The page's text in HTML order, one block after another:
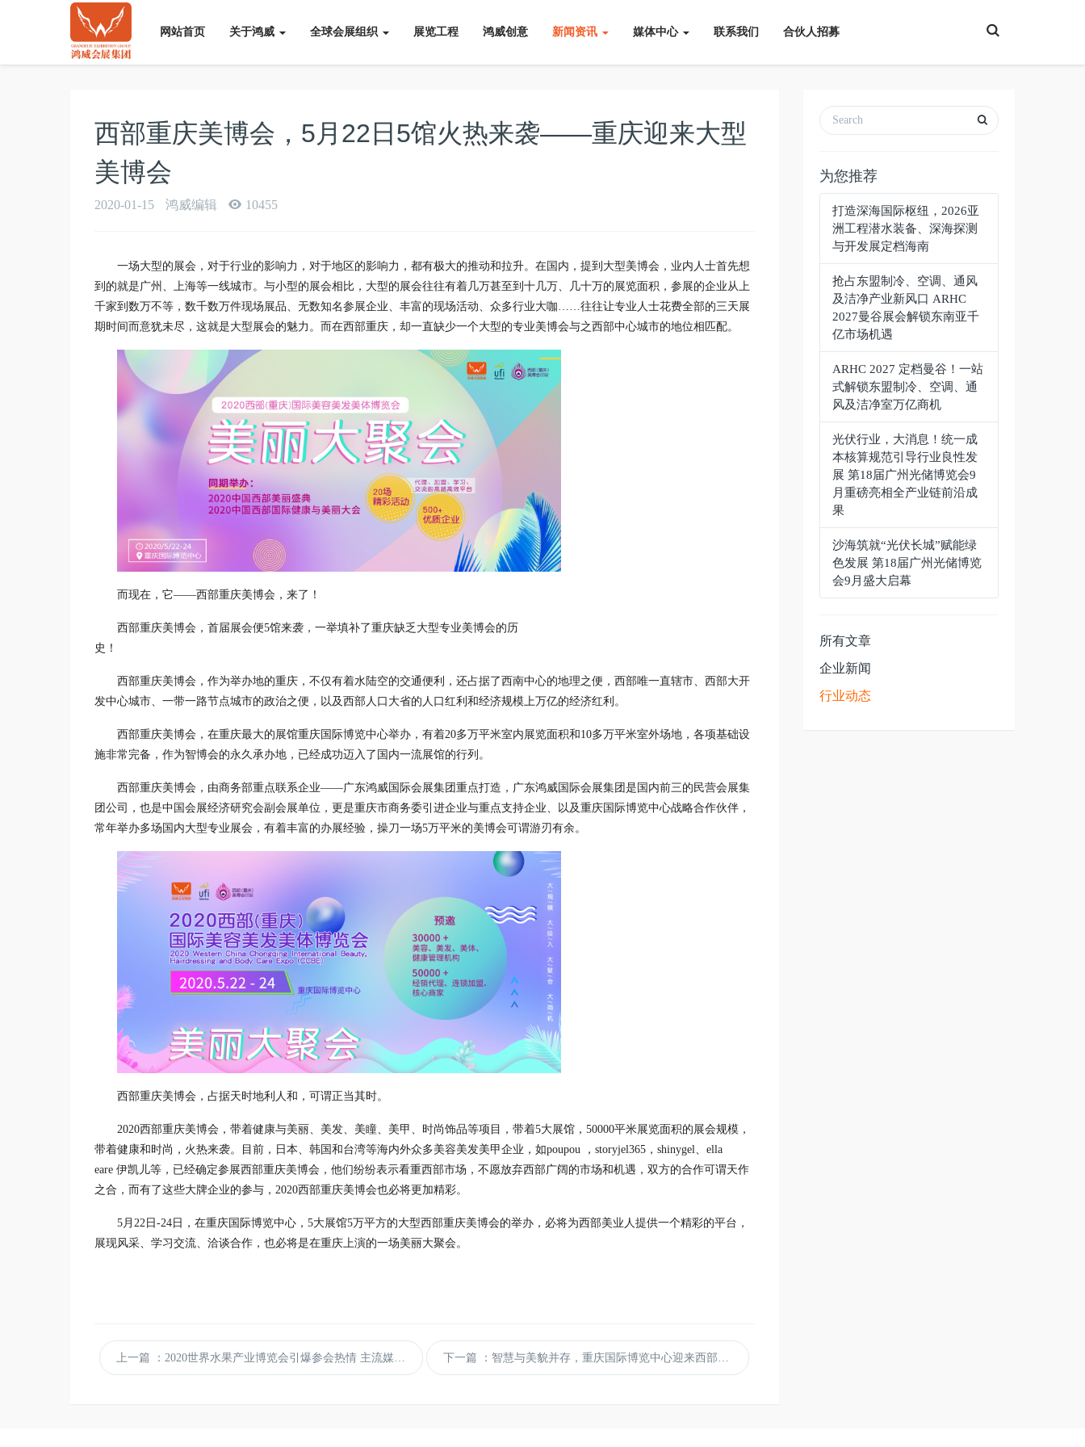
T
o
g
e
a
r
网站首页 关于鸿威 全球会展组织 展览工程 鸿威创意 新闻资讯 媒体中心 联系我们 合伙人招募
西部重庆美博会，5月22日5馆火热来袭——重庆迎来大型
美博会
2020-01-15 鸿威编辑 10455
一场大型的展会，对于行业的影响力，对于地区的影响力，都有极大的推动和拉升。在国内，提到大型美博会，业内人士首先想
到的就是广州、上海等一线城市。与小型的展会相比，大型的展会往往有着几万甚至到十几万、几十万的展览面积，参展的企业从上
千家到数万不等，数千数万件现场展品、无数知名参展企业、丰富的现场活动、众多行业大咖……往往让专业人士花费全部的三天展
期时间而意犹未尽，这就是大型展会的魅力。而在西部重庆，却一直缺少一个大型的专业美博会与之西部中心城市的地位相匹配。
而现在，它——西部重庆美博会，来了！
西部重庆美博会，首届展会便5馆来袭，一举填补了重庆缺乏大型专业美博会的历
史！
西部重庆美博会，作为举办地的重庆，不仅有着水陆空的交通便利，还占据了西南中心的地理之便，西部唯一直辖市、西部大开
发中心城市、一带一路节点城市的政治之便，以及西部人口大省的人口红利和经济规模上万亿的经济红利。
西部重庆美博会，在重庆最大的展馆重庆国际博览中心举办，有着20多万平米室内展览面积和 10多万平米室外场地，各项基础设
施非常完备，作为智博会的永久承办地，已经成功迈入了国内一流展馆的行列。
西部重庆美博会，由商务部重点联系企业——广东鸿威国际会展集团重点打造，广东鸿威国际会展集团是国内前三的民营会展集
团公司，也是中国会展经济研究会副会展单位，更是重庆市商务委引进企业与重点支持企业、以及重庆国际博览中心战略合作伙伴，
常年举办多场国内大型专业展会，有着丰富的办展经验，操刀一场5万平米的美博会可谓游刃有余。
西部重庆美博会，占据天时地利人和，可谓正当其时。
2020西部重庆美博会，带着健康与美丽、美发、美瞳、美甲、时尚饰品等项目，带着5大展馆， 50000平米展览面积的展会规模，
带着健康和时尚，火热来袭。目前，日本、韩国和台湾等海内外众多美容美发美甲企业，如poupou ， storyjel365 ， shinygel、 ella
eare 伊凯儿等，已经确定参展西部重庆美博会，他们纷纷表示看重西部市场，不愿放弃西部广阔的市场和机遇，双方的合作可谓天作
之合，而有了这些大牌企业的参与， 2020西部重庆美博会也必将更加精彩。
5月 22 日 -24 日，在重庆国际博览中心， 5大展馆5万平方的大型西部重庆美博会的举办，必将为西部美业人提供一个精彩的平台，
展现风采、学习交流、洽谈合作，也必将是在重庆上演的一场美丽大聚会。
上一篇 ：2020世界水果产业博览会引爆参会热情 主流媒体高度关注“市场潜力” 下一篇 ：智慧与美貌并存，重庆国际博览中心迎来西部大型美博会
为您推荐
打造深海国际枢纽，2026亚
洲工程潜水装备、深海探测
与开发展定档海南
抢占东盟制冷、空调、通风
及洁净产业新风口 ARHC
2027曼谷展会解锁东南亚千
亿市场机遇
ARHC 2027 定档曼谷！一站
式解锁东盟制冷、空调、通
风及洁净室万亿商机
光伏行业，大消息！统一成
本核算规范引导行业良性发
展 第18届广州光储博览会9
月重磅亮相全产业链前沿成
果
沙海筑就“光伏长城”赋能绿
色发展 第18届广州光储博览
会9月盛大启幕
所有文章
企业新闻
行业动态